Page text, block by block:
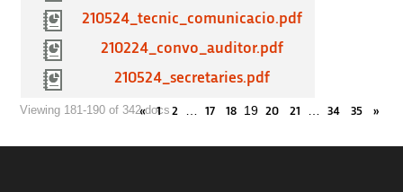
210524_tecnic_comunicacio.pdf
210224_convo_auditor.pdf
210524_secretaries.pdf
Viewing 181-190 of 342 docs
« 1 2 … 17 18 19 20 21 … 34 35 »